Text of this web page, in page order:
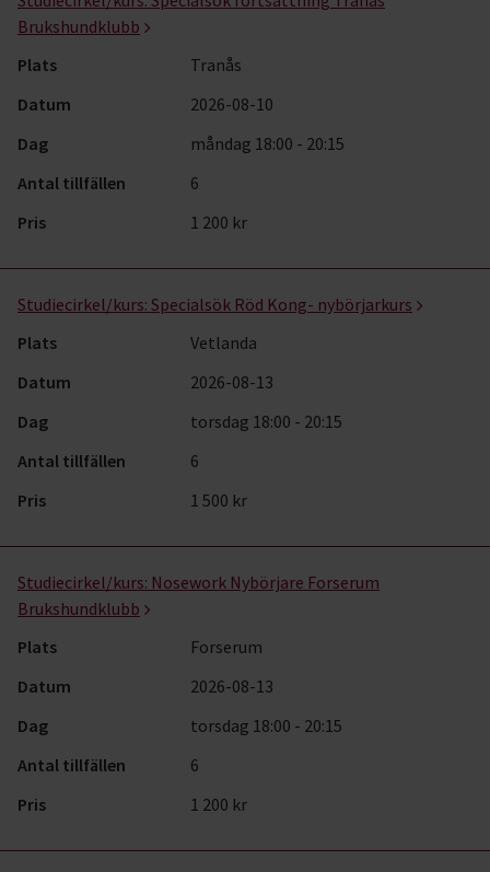
Brukshundklubb
Plats
Tranås
Datum
2026-08-10
Dag
måndag 18:00 - 20:15
Antal tillfällen
6
Pris
1 200 kr
Studiecirkel/kurs: Specialsök Röd Kong- nybörjarkurs
Plats
Vetlanda
Datum
2026-08-13
Dag
torsdag 18:00 - 20:15
Antal tillfällen
6
Pris
1 500 kr
Studiecirkel/kurs: Nosework Nybörjare Forserum
Brukshundklubb
Plats
Forserum
Datum
2026-08-13
Dag
torsdag 18:00 - 20:15
Antal tillfällen
6
Pris
1 200 kr